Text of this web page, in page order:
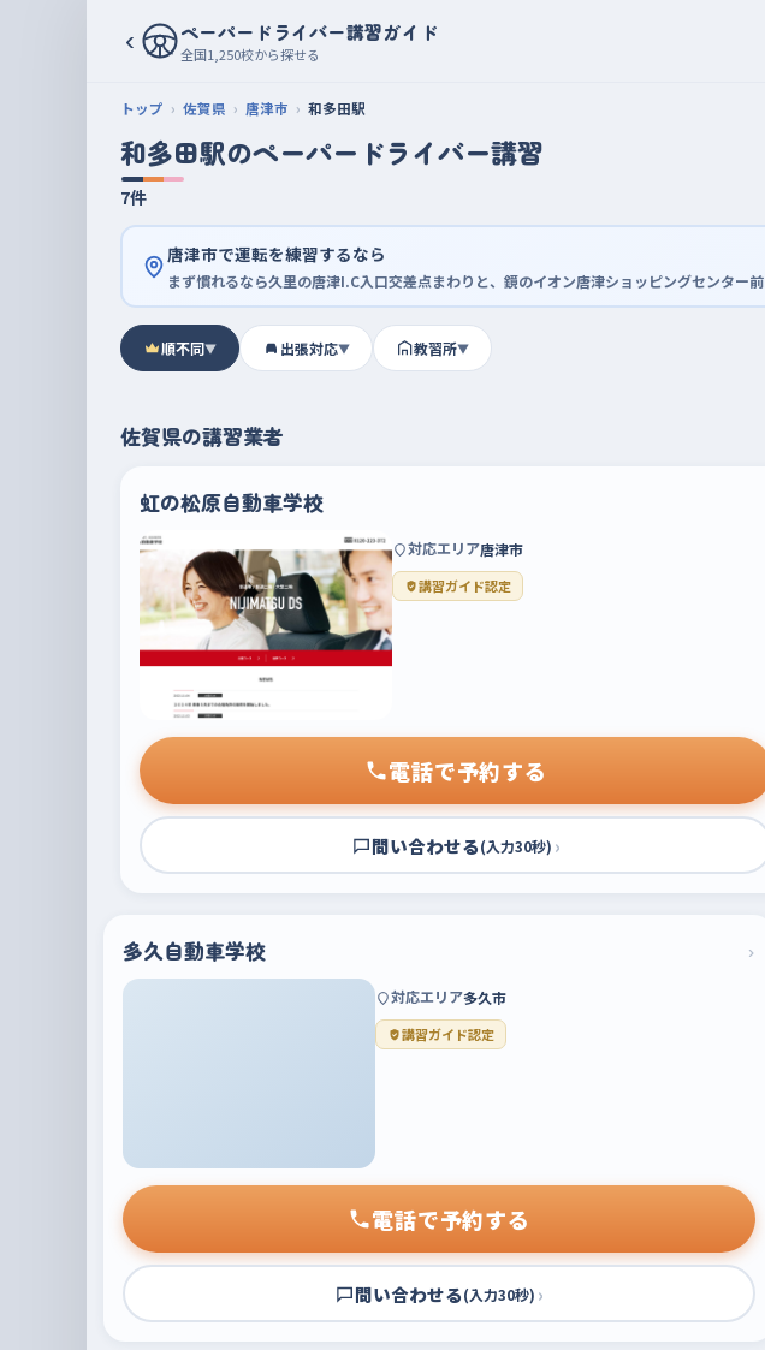
‹ ペーパードライバー講習ガイド
全国1,250校から探せる
トップ 佐賀県 唐津市 和多田駅
和多田駅のペーパードライバー講習
7件
唐津市で運転を練習するなら
まず慣れるなら久里の唐津I.C入口交差点まわりと、鏡のイオン唐津ショッピングセンター前
順不同▼ 出張対応▼ 教習所▼
佐賀県の講習業者
虹の松原自動車学校
対応エリア唐津市
講習ガイド認定
電話で予約する
問い合わせる(入力30秒) ›
多久自動車学校 ›
対応エリア多久市
講習ガイド認定
電話で予約する
問い合わせる(入力30秒) ›